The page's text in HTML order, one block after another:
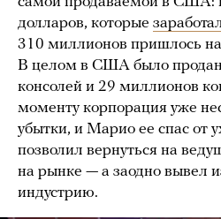
долларов, которые
310 миллионов пришлось
В целом в США было
консолей и 29 миллионов
моменту корпорация уже
убытки, и Марио ее спас от
позволил вернуться на
на рынке — а заодно вывел
индустрию.